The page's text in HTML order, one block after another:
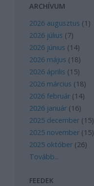
ARCHÍVUM
2026 augusztus (1 )
2026 július (7)
2026 június (14)
2026 május (18)
2026 április (15)
2026 március (18)
2026 február (14)
2026 január (16)
2025 december (15)
2025 november (15)
2025 október (26)
Tovább...
FEEDEK